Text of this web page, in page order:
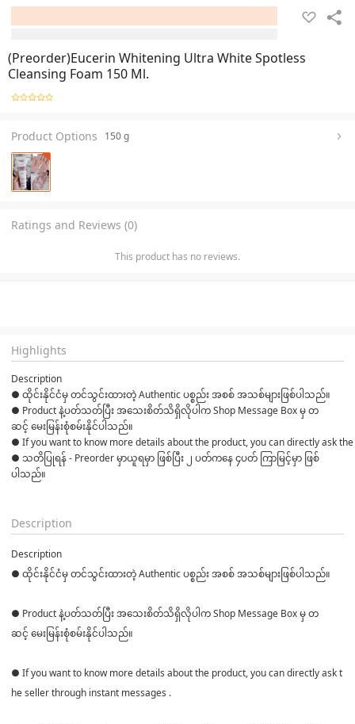
(Preorder)Eucerin Whitening Ultra White Spotless
Cleansing Foam 150 Ml.
Product Options 150 g
Ratings and Reviews (0)
This product has no reviews.
Highlights
Description
● ထိုင်းနိုင်ငံမှ တင်သွင်းထားတဲ့ Authentic ပစ္စည်း အစစ် အသစ်များဖြစ်ပါသည်။
● Product နဲ့ပတ်သတ်ပြီး အသေးစိတ်သိရှိလိုပါက Shop Message Box မှ တ
ဆင့် မေးမြန်းစုံစမ်းနိုင်ပါသည်။
● If you want to know more details about the product, you can directly ask
● သတိပြုရန် - Preorder မှာယူရမှာ ဖြစ်ပြီး ၂ ပတ်ကနေ ၄ပတ် ကြာမြင့်မှာ ဖြစ်
ပါသည်။
Description
Description
● ထိုင်းနိုင်ငံမှ တင်သွင်းထားတဲ့ Authentic ပစ္စည်း အစစ် အသစ်များဖြစ်ပါသည်။
● Product နဲ့ပတ်သတ်ပြီး အသေးစိတ်သိရှိလိုပါက Shop Message Box မှ တ
ဆင့် မေးမြန်းစုံစမ်းနိုင်ပါသည်။
● If you want to know more details about the product, you can directly ask t
he seller through instant messages .